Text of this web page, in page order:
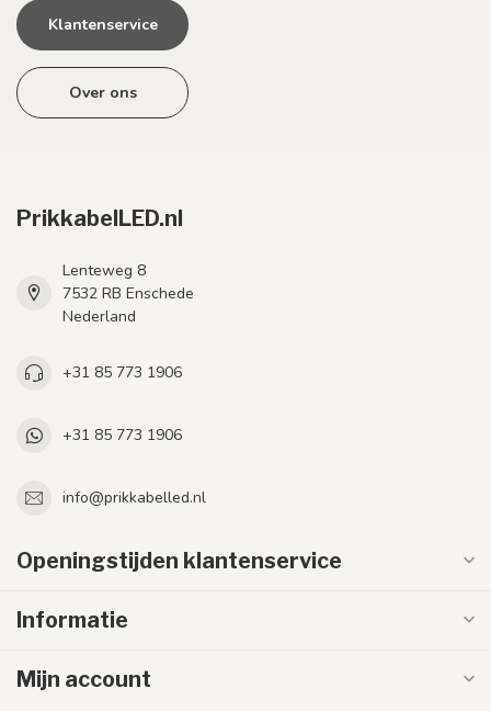
Klantenservice
Over ons
PrikkabelLED.nl
Lenteweg 8
7532 RB Enschede
Nederland
+31 85 773 1906
+31 85 773 1906
info@prikkabelled.nl
Openingstijden klantenservice
Informatie
Mijn account